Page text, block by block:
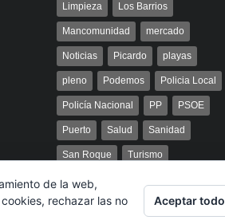
Limpieza Los Barrios
Mancomunidad mercado
Noticias Picardo playas
pleno Podemos Policia Local
Policía Nacional PP PSOE
Puerto Salud Sanidad
San Roque Turismo
de la web,
rechazar las no
Aceptar todo